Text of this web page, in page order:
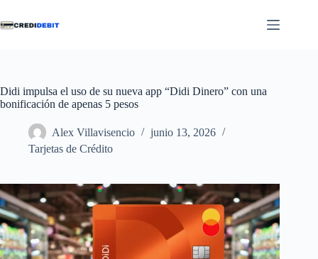
contenido
Didi impulsa el uso de su nueva app “Didi Dinero” con una
bonificación de apenas 5 pesos
Alex Villavisencio
junio 13, 2026
Tarjetas de Crédito